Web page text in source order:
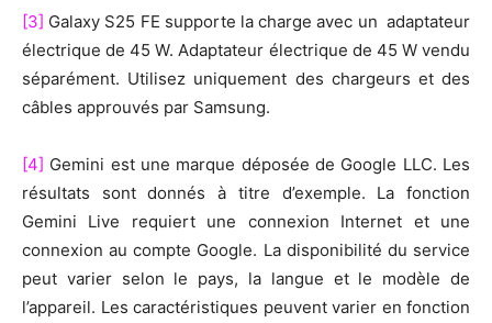
[3] Galaxy S25 FE supporte la charge avec un adaptateur
électrique de 45 W. Adaptateur électrique de 45 W vendu
séparément. Utilisez uniquement des chargeurs et des
câbles approuvés par Samsung.
[4] Gemini est une marque déposée de Google LLC. Les
résultats sont donnés à titre d’exemple. La fonction
Gemini Live requiert une connexion Internet et une
connexion au compte Google. La disponibilité du service
peut varier selon le pays, la langue et le modèle de
l’appareil. Les caractéristiques peuvent varier en fonction